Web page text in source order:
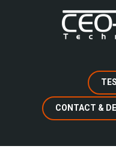
CONTACT &